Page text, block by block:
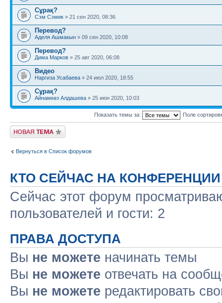
Сұрақ?
Сэм Сэмик » 21 сен 2020, 08:36
Перевод?
Аделя Ашмакын » 09 сен 2020, 10:08
Перевод?
Дима Марков » 25 авг 2020, 06:08
Видео
Наргиза Усабаева » 24 июл 2020, 18:55
Сұрақ?
Айнамкөз Алдашева » 25 июн 2020, 10:03
Показать темы за: Поле
Новая тема
Вернуться в Список форумов
КТО СЕЙЧАС НА КОНФЕРЕНЦИИ
Сейчас этот форум
пользователей и гости: 2
ПРАВА ДОСТУПА
Вы не можете начинать темы
Вы не можете отвечать на
Вы не можете редактировать